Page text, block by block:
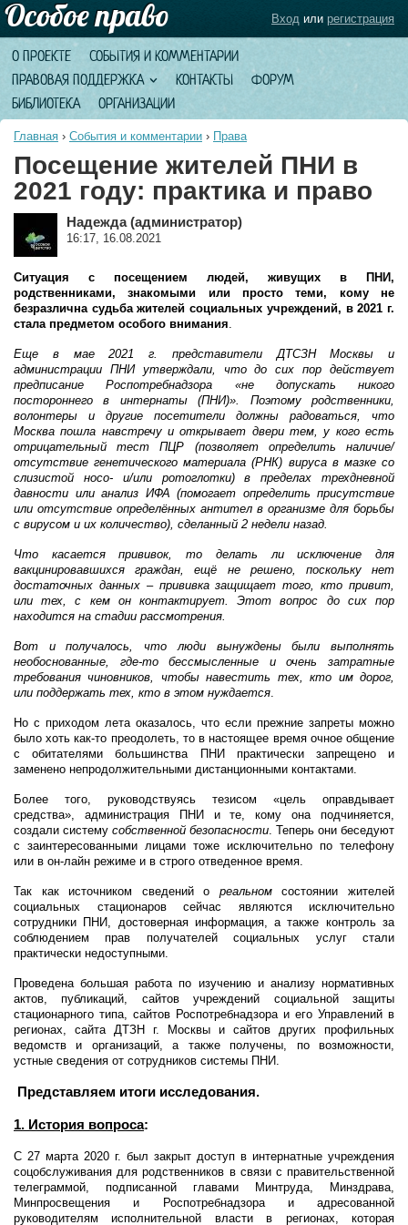
О ПРОЕКТЕ
СОБЫТИЯ И КОММЕНТАРИИ
ПРАВОВАЯ ПОДДЕРЖКА
КОНТАКТЫ
ФОРУМ
БИБЛИОТЕКА
ОРГАНИЗАЦИИ
Вход или регистрация
Главная › События и комментарии › Права
Посещение жителей ПНИ в
2021 году: практика и право
Надежда (администратор)
16:17, 16.08.2021
Ситуация с посещением людей, живущих в ПНИ,
родственниками, знакомыми или просто теми, кому не
безразлична судьба жителей социальных учреждений, в 2021 г.
стала предметом особого внимания.
Еще в мае 2021 г. представители ДТСЗН Москвы и
администрации ПНИ утверждали, что до сих пор действует
предписание Роспотребнадзора «не допускать никого
постороннего в интернаты (ПНИ)». Поэтому родственники,
волонтеры и другие посетители должны радоваться, что
Москва пошла навстречу и открывает двери тем, у кого есть
отрицательный тест ПЦР (позволяет определить наличие/
отсутствие генетического материала (РНК) вируса в мазке со
слизистой носо- и/или ротоглотки) в пределах трехдневной
давности или анализ ИФА (помогает определить присутствие
или отсутствие определённых антител в организме для борьбы
с вирусом и их количество), сделанный 2 недели назад.
Что касается прививок, то делать ли исключение для
вакцинировавшихся граждан, ещё не решено, поскольку нет
достаточных данных – прививка защищает того, кто привит,
или тех, с кем он контактирует. Этот вопрос до сих пор
находится на стадии рассмотрения.
Вот и получалось, что люди вынуждены были выполнять
необоснованные, где-то бессмысленные и очень затратные
требования чиновников, чтобы навестить тех, кто им дорог,
или поддержать тех, кто в этом нуждается.
Но с приходом лета оказалось, что если прежние запреты можно
было хоть как-то преодолеть, то в настоящее время очное общение
с обитателями большинства ПНИ практически запрещено и
заменено непродолжительными дистанционными контактами.
Более того, руководствуясь тезисом «цель оправдывает
средства», администрация ПНИ и те, кому она подчиняется,
создали систему собственной безопасности. Теперь они беседуют
с заинтересованными лицами тоже исключительно по телефону
или в он-лайн режиме и в строго отведенное время.
Так как источником сведений о реальномсостоянии жителей
социальных стационаров сейчас являются исключительно
сотрудники ПНИ, достоверная информация, а также контроль за
соблюдением прав получателей социальных услуг стали
практически недоступными.
Проведена большая работа по изучению и анализу нормативных
актов, публикаций, сайтов учреждений социальной защиты
стационарного типа, сайтов Роспотребнадзора и его Управлений в
регионах, сайта ДТЗН г. Москвы и сайтов других профильных
ведомств и организаций, а также получены, по возможности,
устные сведения от сотрудников системы ПНИ.
Представляем итоги исследования.
1. История вопроса:
С 27 марта 2020 г. был закрыт доступ в интернатные учреждения
соцобслуживания для родственников в связи с правительственной
телеграммой, подписанной главами Минтруда, Минздрава,
Минпросвещения и Роспотребнадзора и адресованной
руководителям исполнительной власти в регионах, которая